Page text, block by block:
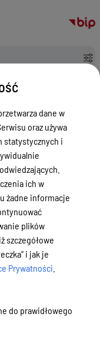
nieruchomościami
i
dane w
oraz używa
statystycznych i
ich w
żadne informacje
plików
szczegółowe
i jak je
Prywatności
do prawidłowego